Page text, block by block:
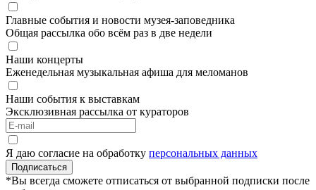
Главные события и новости музея-заповедника
Общая рассылка обо всём раз в две недели
Наши концерты
Еженедельная музыкальная афиша для меломанов
Наши события к выставкам
Эксклюзивная рассылка от кураторов
Я даю согласие на обработку персональных данных
Подписаться
*Вы всегда сможете отписаться от выбранной подписки после